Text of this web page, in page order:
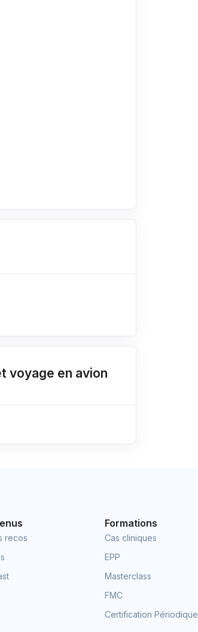
voyage en avion
recos
Formations
Cas cliniques
EPP
Masterclass
FMC
Certification Périodique